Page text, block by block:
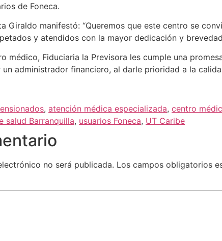
de Foneca.
Giraldo manifestó: “Queremos que este centro se
y atendidos con la mayor dedicación y
médico, Fiduciaria la Previsora les cumple una
un administrador financiero, al darle prioridad a la
, atención médica especializada, centro
salud Barranquilla, usuarios Foneca, UT Caribe
no será publicada. Los campos obligatorios